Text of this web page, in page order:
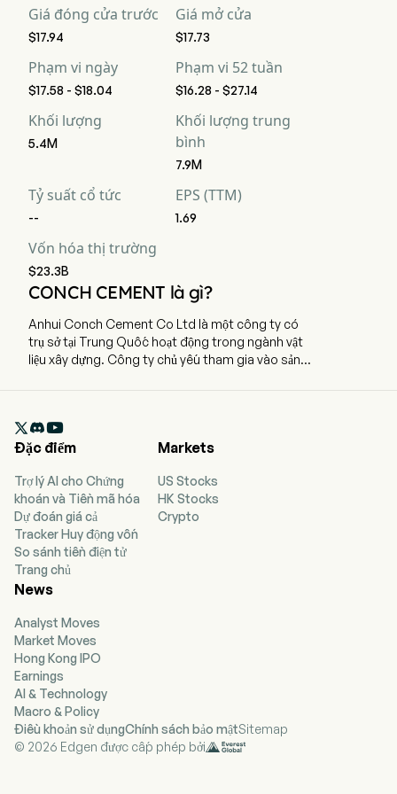
Giá đóng cửa trước
$17.94
Giá mở cửa
$17.73
Phạm vi ngày
$17.58 - $18.04
Phạm vi 52 tuần
$16.28 - $27.14
Khối lượng
5.4M
Khối lượng trung
bình
7.9M
Tỷ suất cổ tức
--
EPS (TTM)
1.69
Vốn hóa thị trường
$23.3B
CONCH CEMENT là gì?
Anhui Conch Cement Co Ltd là một công ty có
trụ sở tại Trung Quốc hoạt động trong ngành vật
liệu xây dựng. Công ty chủ yếu tham gia vào sản
cũng như xử lý chất thải rắn và chất thải nguy hại.
Các loại xi măng của công ty chủ yếu bao gồm xi
các dự án xây dựng cơ sở hạ tầng quy mô lớn
quốc gia như đường sắt, đường cao tốc, sân bay,
các dự án thủy lợi, cũng như trong phát triển bất
động sản đô thị, sản phẩm xi măng và thị trường
nông thôn. Công ty chủ yếu tiến hành hoạt động
kinh doanh tại các thị trường trong nước và nước
ngoài.

Đặc điểm
Trợ lý AI cho Chứng
khoán và Tiền mã hóa
Dự đoán giá cả
Tracker Huy động vốn
So sánh tiền điện tử
Trang chủ
Markets
US Stocks
HK Stocks
Crypto
News
Analyst Moves
Market Moves
Hong Kong IPO
Earnings
AI & Technology
Macro & Policy
Điều khoản sử dụngChính sách bảo mậtSitemap
© 2026 Edgen được cấp phép bởi